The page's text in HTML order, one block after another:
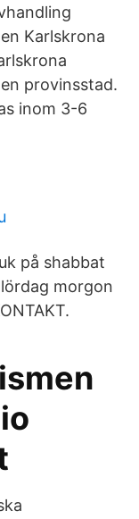
Karlskrona
provinsstad.
inom 3-6
på shabbat
morgon